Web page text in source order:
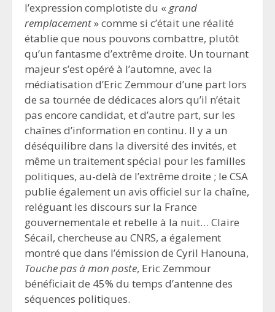
l’expression complotiste du « grand
remplacement» comme si c’était une réalité
établie que nous pouvons combattre, plutôt
qu’un fantasme d’extrême droite. Un tournant
majeur s’est opéré à l’automne, avec la
médiatisation d’Eric Zemmour d’une part lors
de sa tournée de dédicaces alors qu’il n’était
pas encore candidat, et d’autre part, sur les
chaînes d’information en continu. Il y a un
déséquilibre dans la diversité des invités, et
même un traitement spécial pour les familles
politiques, au-delà de l’extrême droite ; le CSA
publie également un avis officiel sur la chaîne,
reléguant les discours sur la France
gouvernementale et rebelle à la nuit… Claire
Sécail, chercheuse au CNRS, a également
montré que dans l’émission de Cyril Hanouna,
Touche pas à mon poste, Eric Zemmour
bénéficiait de 45% du temps d’antenne des
séquences politiques.